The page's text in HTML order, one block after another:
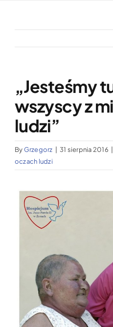
Wypożyczalnia sprzętu
Aktualności
Jak możesz nam pomóc?
„Jesteśmy
wszyscy z
ludzi”
By Grzegorz 31 sierpnia 2016
oczach ludzi
Pokaż
większy
obrazek